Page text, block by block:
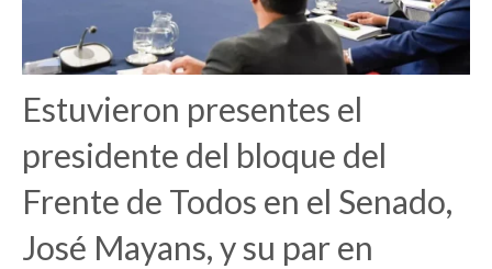
Estuvieron presentes el
presidente del bloque del
Frente de Todos en el Senado,
José Mayans, y su par en